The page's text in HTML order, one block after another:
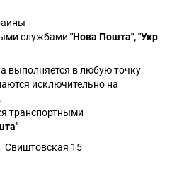
службами "Нова Пошта", "Укр
выполняется в любую точку
исключительно на
транспортными
Свиштовская 15